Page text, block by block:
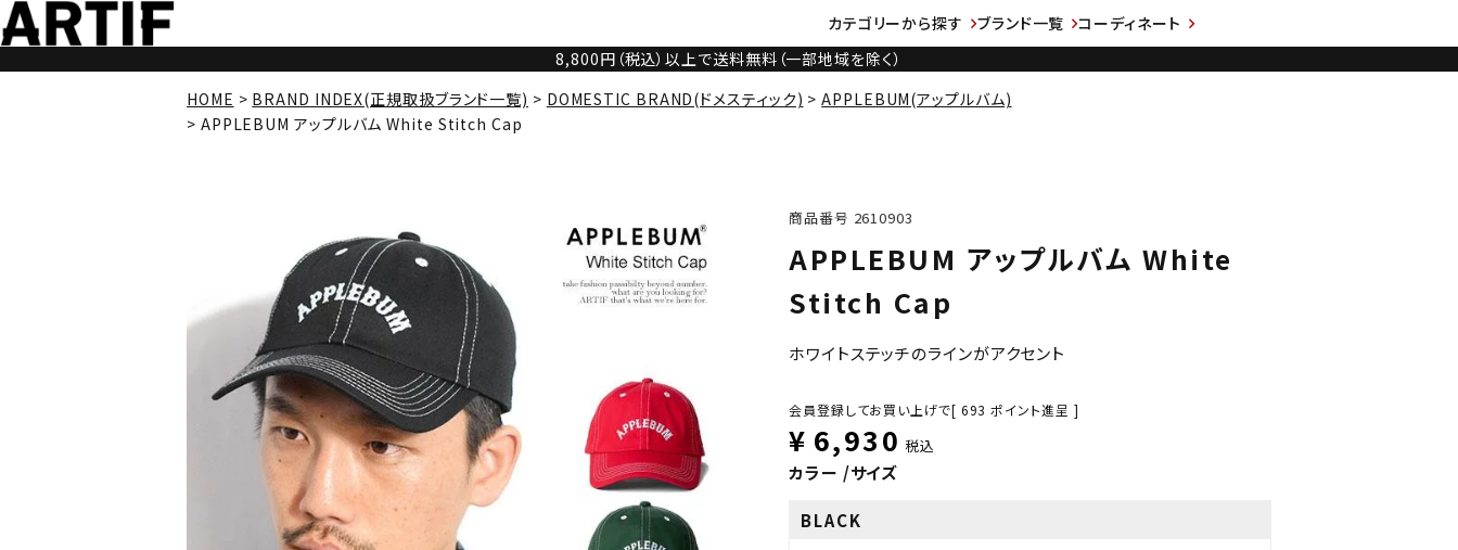
カテゴリーから探す ブランド一覧
コーディネート
8,800円（税込）以上で送料無料（一部地域を除く）
HOME
BRAND INDEX(正規取扱ブランド一覧) DOMESTIC BRAND(ドメスティック)
APPLEBUM(アップルバム)
APPLEBUM アップルバム White Stitch Cap
商品番号 2610903
APPLEBUM アップルバム White
Stitch Cap
ホワイトステッチのラインがアクセント
会員登録してお買い上げで[ 693 ポイント進呈 ]
¥ 6,930 税込
カラー サイズ
BLACK